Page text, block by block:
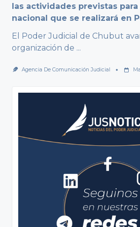
las actividades previstas
nacional que se realizará en
El Poder Judicial de Chubut
organización de ...
Agencia De Comunicación Judicial